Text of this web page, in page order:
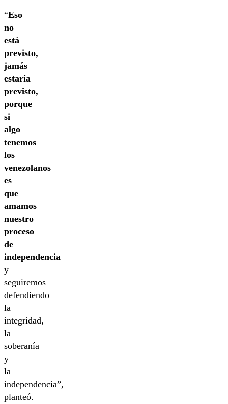
“Eso
no
está
previsto,
jamás
estaría
previsto,
porque
si
algo
tenemos
los
venezolanos
es
que
amamos
nuestro
proceso
de
independencia
y
seguiremos
defendiendo
la
integridad,
la
soberanía
y
la
independencia”,
planteó.